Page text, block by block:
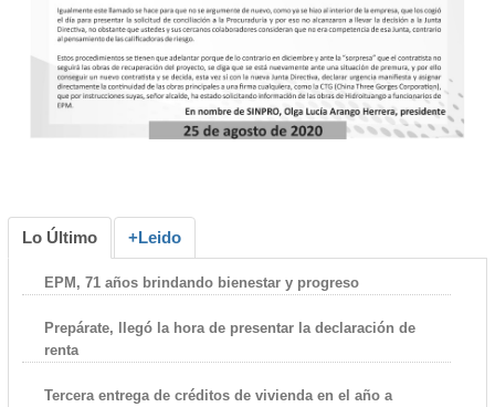
Lo Último +Leido
EPM, 71 años brindando bienestar y progreso
Prepárate, llegó la hora de presentar la declaración de
renta
Tercera entrega de créditos de vivienda en el año a